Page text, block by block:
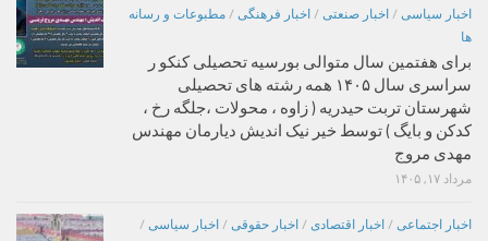
اخبار سیاسی / اخبار صنعتی / اخبار فرهنگی / مطبوعات و رسانه
ها
برای هفتمین سال متوالی بورسیه تحصیلی کنکو ر
سراسری سال ۱۴۰۵ همه رشته های تحصیلی
شهرستان تربت حیدریه ( زاوه ، محولات ،جلگه رخ ،
کدکن و بایگ ) توسط خیر نیک اندیش دیارمان مهندس
مهدی مروج
مرداد ۱۷, ۱۴۰۵
اخبار اجتماعی / اخبار اقتصادی / اخبار حقوقی / اخبار سیاسی /